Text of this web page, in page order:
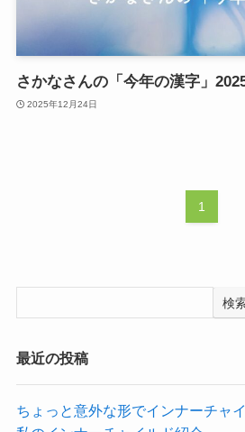
さかなさんの「今年の漢字」
2025年12月24日
1
検
最近の投稿
ちょっと意外な形でインナーチャ